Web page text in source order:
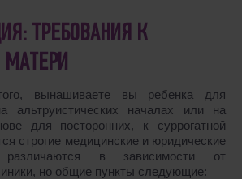
ТРЕБОВАНИЯ К
МАТЕРИ
вынашиваете вы ребенка для
альтруистических началах или на
для посторонних, к суррогатной
строгие медицинские и юридические
в зависимости от
но общие пункты следующие: